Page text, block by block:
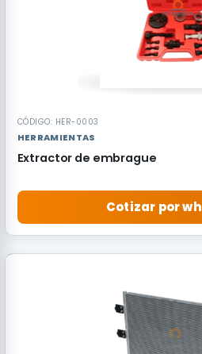
CÓDIGO: HER-0003
HERRAMIENTAS
Extractor de embrague
Cotizar por